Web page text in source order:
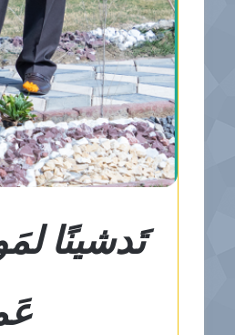
تَدشينًا